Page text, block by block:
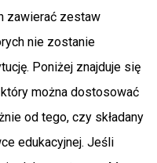
zawierać zestaw
nie zostanie
Poniżej znajduje się
można dostosować
od tego, czy składany
edukacyjnej. Jeśli